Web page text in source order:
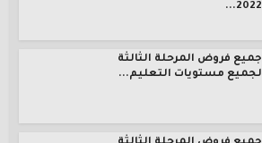
2022...
جميع فروض المرحلة الثالثة
لجميع مستويات التعليم...